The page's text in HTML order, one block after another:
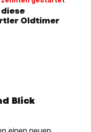
Oldtimer
Blick